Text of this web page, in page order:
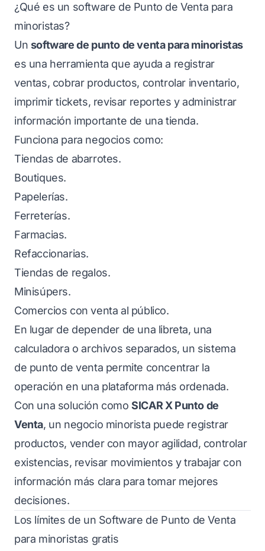
¿Qué es un software de Punto de Venta para
minoristas?
Un software de punto de venta para minoristas
es una herramienta que ayuda a registrar
ventas, cobrar productos, controlar inventario,
imprimir tickets, revisar reportes y administrar
información importante de una tienda.
Funciona para negocios como:
Tiendas de abarrotes.
Boutiques.
Papelerías.
Ferreterías.
Farmacias.
Refaccionarias.
Tiendas de regalos.
Minisúpers.
Comercios con venta al público.
En lugar de depender de una libreta, una
calculadora o archivos separados, un sistema
de punto de venta permite concentrar la
operación en una plataforma más ordenada.
Con una solución comoSICAR X Punto de
Venta, un negocio minorista puede registrar
productos, vender con mayor agilidad, controlar
existencias, revisar movimientos y trabajar con
información más clara para tomar mejores
decisiones.
Los límites de un Software de Punto de Venta
para minoristas gratis